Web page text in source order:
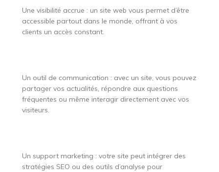
Une visibilité accrue : un site web vous permet d’être
accessible partout dans le monde, offrant à vos
clients un accès constant.
Un outil de communication : avec un site, vous pouvez
partager vos actualités, répondre aux questions
fréquentes ou même interagir directement avec vos
visiteurs.
Un support marketing : votre site peut intégrer des
stratégies SEO ou des outils d’analyse pour